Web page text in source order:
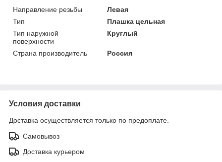
Направление резьбы
Левая
Тип
Плашка цельная
Тип наружной
поверхности
Круглый
Страна производитель Россия
Условия доставки
Доставка осуществляется только по предоплате.
Самовывоз
Доставка курьером